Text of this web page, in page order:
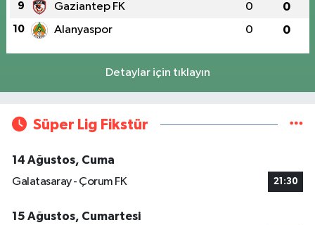
9 Gaziantep FK 0 0
10 Alanyaspor 0 0
Detaylar için tıklayın
Süper Lig Fikstür
14 Ağustos, Cuma
Galatasaray - Çorum FK
21:30
15 Ağustos, Cumartesi